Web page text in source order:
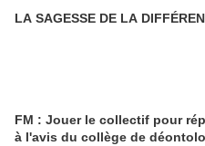
LA SAGESSE DE LA
FM : Jouer le collectif pour
à l'avis du collège de